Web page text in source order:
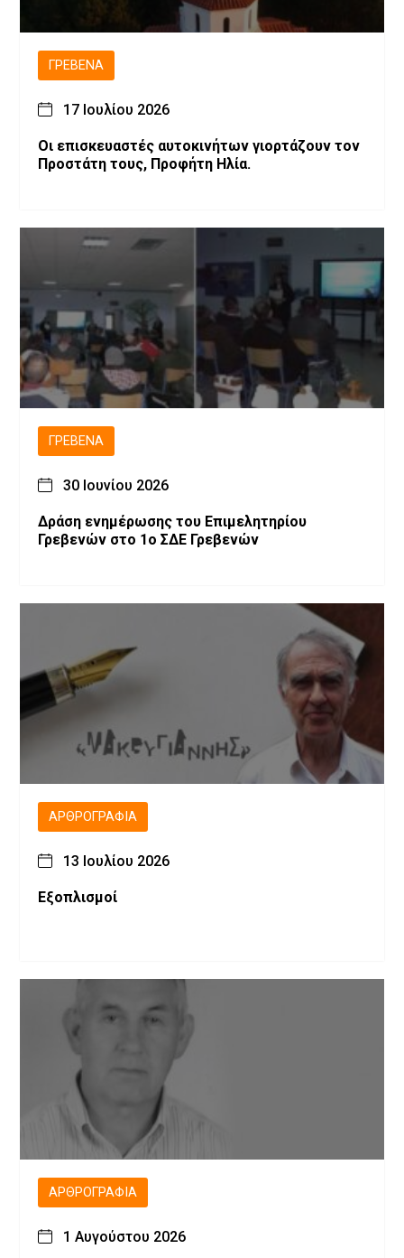
ΓΡΕΒΕΝΆ
17 Ιουλίου 2026
Οι επισκευαστές αυτοκινήτων γιορτάζουν τον
Προστάτη τους, Προφήτη Ηλία.
ΓΡΕΒΕΝΆ
30 Ιουνίου 2026
Δράση ενημέρωσης του Επιμελητηρίου
Γρεβενών στο 1ο ΣΔΕ Γρεβενών
ΑΡΘΡΟΓΡΑΦΊΑ
13 Ιουλίου 2026
Εξοπλισμοί
ΑΡΘΡΟΓΡΑΦΊΑ
1 Αυγούστου 2026